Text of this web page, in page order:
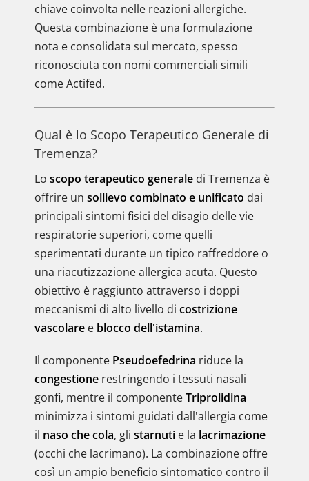
chiave coinvolta nelle reazioni allergiche.
Questa combinazione è una formulazione
nota e consolidata sul mercato, spesso
riconosciuta con nomi commerciali simili
come Actifed.
Qual è lo Scopo Terapeutico Generale di
Tremenza?
Lo scopo terapeutico generale di Tremenza è
offrire un sollievo combinato e unificato dai
principali sintomi fisici del disagio delle vie
respiratorie superiori, come quelli
sperimentati durante un tipico raffreddore o
una riacutizzazione allergica acuta. Questo
obiettivo è raggiunto attraverso i doppi
meccanismi di alto livello di costrizione
vascolare e blocco dell'istamina.
Il componente Pseudoefedrina riduce la
congestione restringendo i tessuti nasali
gonfi, mentre il componenteTriprolidina
minimizza i sintomi guidati dall'allergia come
il naso che cola, gli starnuti e la lacrimazione
(occhi che lacrimano). La combinazione offre
così un ampio beneficio sintomatico contro il